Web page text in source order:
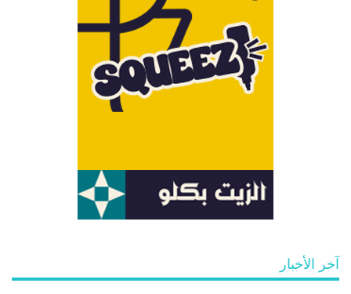
آخر الأخبار